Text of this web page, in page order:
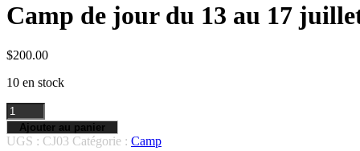
Camp de jour du 13 au 17
$200.00
10 en stock
quantité
de
Camp
Ajouter au panier
UGS : CJ03 Catégorie : Camp